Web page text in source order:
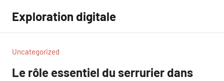
contenu
Exploration digitale
Uncategorized
Le rôle essentiel du serrurier dans